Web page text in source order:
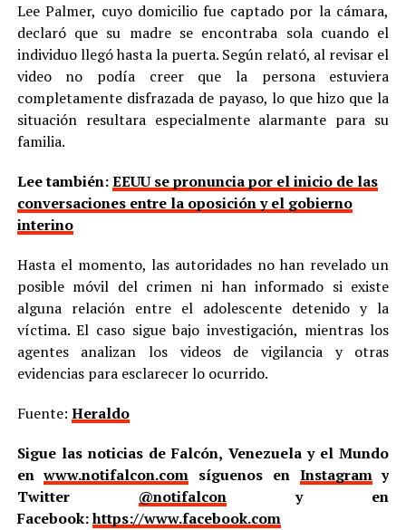
Lee Palmer, cuyo domicilio fue captado por la cámara,
declaró que su madre se encontraba sola cuando el
individuo llegó hasta la puerta. Según relató, al revisar el
video no podía creer que la persona estuviera
completamente disfrazada de payaso, lo que hizo que la
situación resultara especialmente alarmante para su
familia.
Lee también:EEUU se pronuncia por el inicio de las
conversaciones entre la oposición y el gobierno
interino
Hasta el momento, las autoridades no han revelado un
posible móvil del crimen ni han informado si existe
alguna relación entre el adolescente detenido y la
víctima. El caso sigue bajo investigación, mientras los
agentes analizan los videos de vigilancia y otras
evidencias para esclarecer lo ocurrido.
Fuente: Heraldo
Sigue las noticias de Falcón, Venezuela y el Mundo
enwww.notifalcon.com síguenos en Instagramy
Twitter @notifalcony en
Facebook:https://www.facebook.com